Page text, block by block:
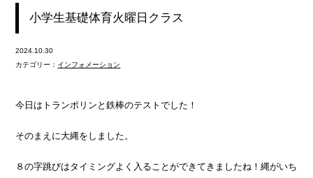
小学生基礎体育火曜日クラス
2024.10.30
カテゴリー： インフォメーション
今日はトランポリンと鉄棒のテストでした！
そのまえに大縄をしました。
８の字跳びはタイミングよく入ることができてきましたね！縄がいち